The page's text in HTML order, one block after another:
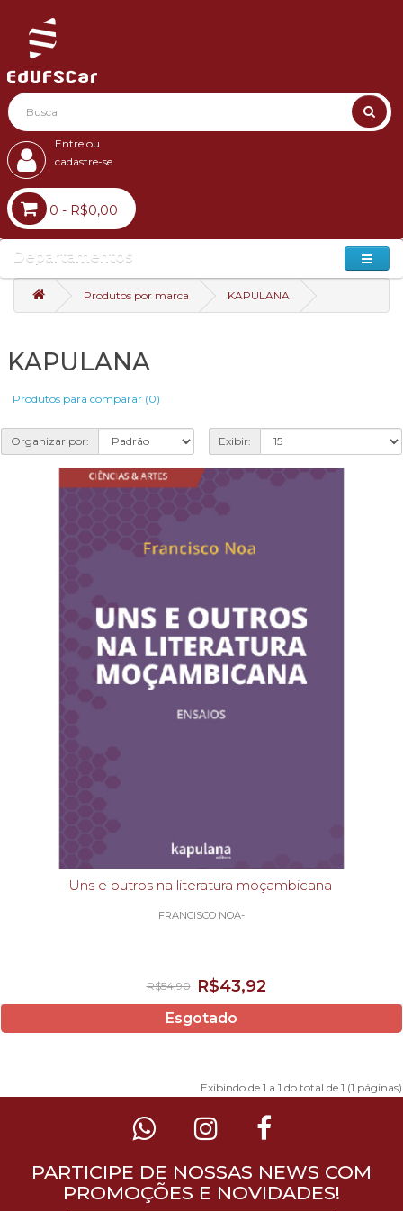
Entre ou
cadastre-se
0 - R$0,00
Departamentos
Produtos por marca KAPULANA
KAPULANA
Produtos para comparar (0)
Organizar por: Exibir:
Uns e outros na literatura moçambicana
FRANCISCO NOA-
R$43,92
R$54,90
Esgotado
Exibindo de 1 a 1 do total de 1 (1 páginas)
PARTICIPE DE NOSSAS NEWS COM
PROMOÇÕES E NOVIDADES!